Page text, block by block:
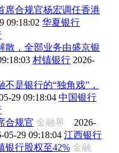
席合规官杨宏调任香港
09:18:02 华夏银行
散，全部业务由盛京银
村镇银行 2026-
是银行的“独角戏”，
29 09:18:04 中国银行
合规官 金融界 2026-
05-29 09:18:04 江西银行
银行股权至42% 金融